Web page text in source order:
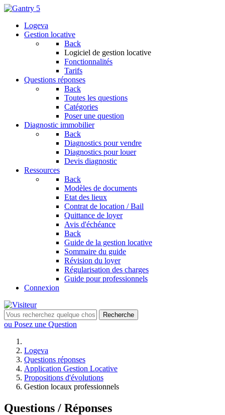
Logeva
Gestion locative
Back
Logiciel de gestion locative
Fonctionnalités
Tarifs
Questions réponses
Back
Toutes les questions
Catégories
Poser une question
Diagnostic immobilier
Back
Diagnostics pour vendre
Diagnostics pour louer
Devis diagnostic
Ressources
Back
Modèles de documents
Etat des lieux
Contrat de location / Bail
Quittance de loyer
Avis d'échéance
Back
Guide de la gestion locative
Sommaire du guide
Révision du loyer
Régularisation des charges
Guide pour professionnels
Connexion
Recherche
ou Posez une Question
Logeva
Questions réponses
Application Gestion Locative
Propositions d'évolutions
Gestion locaux professionnels
Questions / Réponses